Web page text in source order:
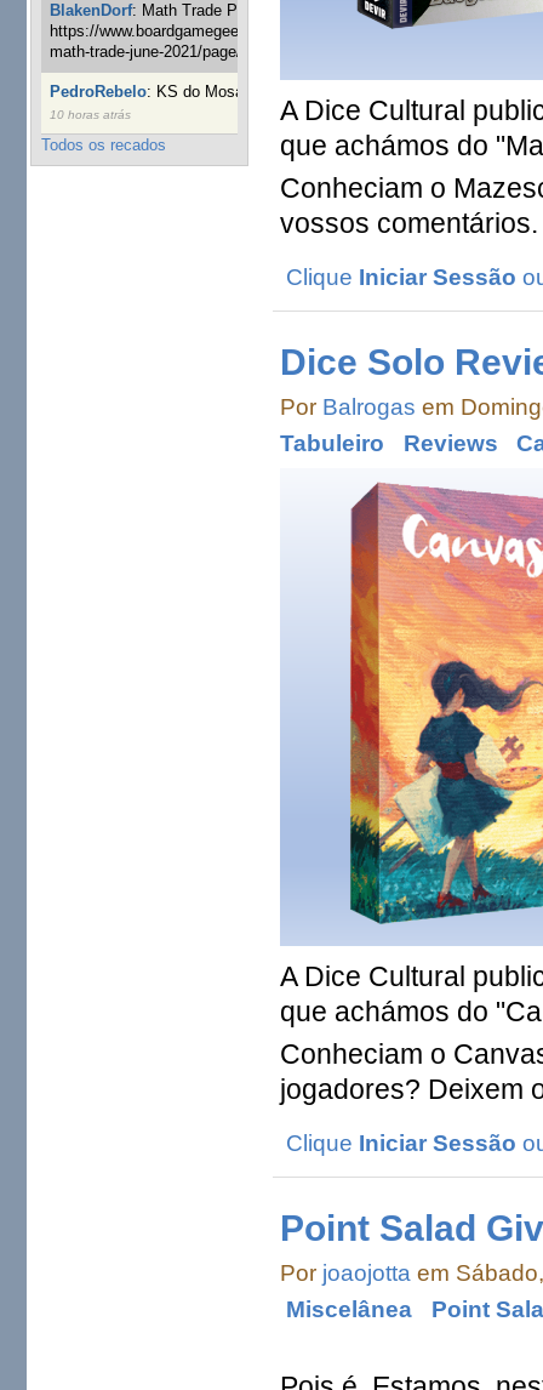
BlakenDorf: Math Trade Portuguesa a decorrer. Aqui:
https://www.boardgamegeek.com/geeklist/286035/portugal-
math-trade-june-2021/page/1
PedroRebelo: KS do Mosaic em 10 minutos :)
10 horas atrás
Todos os recados
A Dice Cultural
que achámos do
Conheciam o
vossos comentários.
Clique Iniciar Sessão
Dice Solo
Por Balrogas em
Tabuleiro
Reviews
A Dice Cultural
que achámos do
Conheciam o
jogadores? Deixem
Clique Iniciar Sessão
Point Salad
Por joaojotta em
Miscelânea
Point